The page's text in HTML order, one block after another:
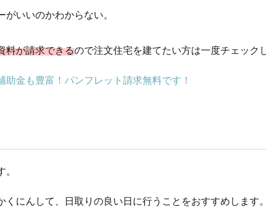
いいのかわからない。
料が請求できるので注文住宅を建てたい方は一度チェック
金も豊富！パンフレット請求無料です！
にんして、日取りの良い日に行うことをおすすめします